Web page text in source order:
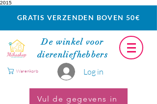
2015
GRATIS VERZENDEN BOVEN 50€
De winkel voor
dierenliefhebbers
Log in
Warenkorb
Vul de gegevens in